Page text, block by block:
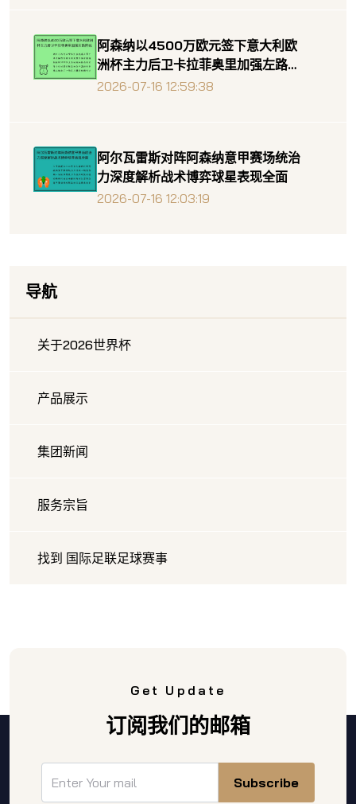
阿森纳以4500万欧元签下意大利欧
洲杯主力后卫卡拉菲奥里加强左路防
线
2026-07-16 12:59:38
阿尔瓦雷斯对阵阿森纳意甲赛场统治
力深度解析战术博弈球星表现全面
2026-07-16 12:03:19
导航
关于2026世界杯
产品展示
集团新闻
服务宗旨
找到 国际足联足球赛事
Get Update
订阅我们的邮箱
Subscribe